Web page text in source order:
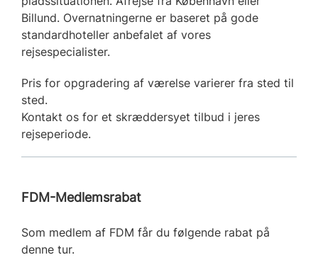
Billund. Overnatningerne er baseret på gode
standardhoteller anbefalet af vores
rejsespecialister.
Pris for opgradering af værelse varierer fra sted til
sted.
Kontakt os for et skræddersyet tilbud i jeres
rejseperiode.
FDM-Medlemsrabat
Som medlem af FDM får du følgende rabat på
denne tur.